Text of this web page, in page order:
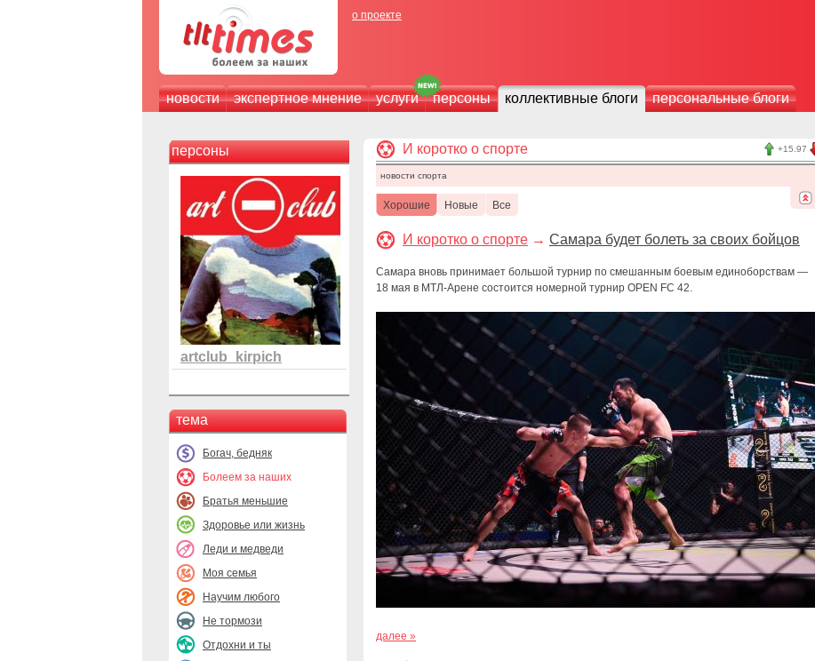
о проекте
новости экспертное мнение услуги персоны коллективные блоги персональные блоги
персоны
artclub_kirpich
тема
Богач, бедняк
Болеем за наших
Братья меньшие
Здоровье или жизнь
Леди и медведи
Моя семья
Научим любого
Не тормози
Отдохни и ты
И коротко о спорте +15.97
новости спорта
Хорошие Новые Все
И коротко о спорте → Самара будет болеть за своих бойцов
Самара вновь принимает большой турнир по смешанным боевым единоборствам —
18 мая в МТЛ-Арене состоится номерной турнир OPEN FC 42.
далее »